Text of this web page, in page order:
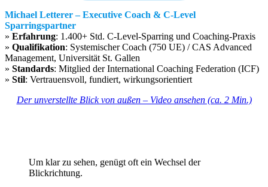
Michael Letterer – Executive Coach & C-Level
Sparringspartner
» Erfahrung: 1.400+ Std. C-Level-Sparring und Coaching-Praxis
» Qualifikation: Systemischer Coach (750 UE) / CAS Advanced
Management, Universität St. Gallen
» Standards: Mitglied der International Coaching Federation (ICF)
» Stil: Vertrauensvoll, fundiert, wirkungsorientiert
Der unverstellte Blick von außen – Video ansehen (ca. 2 Min.)
Um klar zu sehen, genügt oft ein Wechsel der
Blickrichtung.